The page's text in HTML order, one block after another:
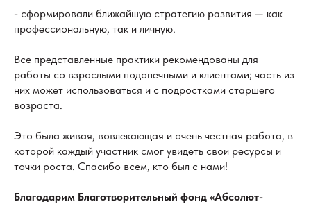
- сформировали ближайшую стратегию развития — как
профессиональную, так и личную.
Все представленные практики рекомендованы для
работы со взрослыми подопечными и клиентами; часть из
них может использоваться и с подростками старшего
возраста.
Это была живая, вовлекающая и очень честная работа, в
которой каждый участник смог увидеть свои ресурсы и
точки роста. Спасибо всем, кто был с нами!
Благодарим Благотворительный фонд «Абсолют-